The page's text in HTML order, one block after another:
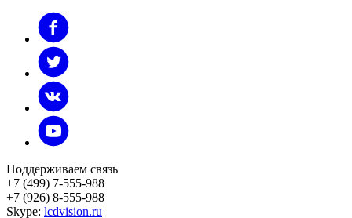
Поддерживаем связь
+7 (499) 7-555-988
+7 (926) 8-555-988
Skype: lcdvision.ru